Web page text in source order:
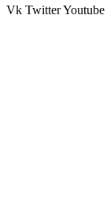
Vk TwitterYoutube